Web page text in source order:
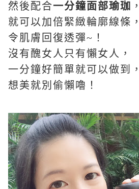
然後配合一分鐘面部瑜珈 ，
就可以加倍緊緻輪廓線條，
令肌膚回復透彈~ ！
沒有醜女人只有懶女人，
一分鐘好簡單就可以做到，
想美就別偷懶嚕！